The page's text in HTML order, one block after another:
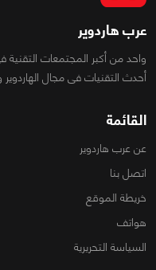
عرب هاردوير
واحد من أكبر المجتمعات
أحدث التقنيات فى مجال الهاردوير
القائمة
عن عرب هاردوير
اتصل بنا
خريطة الموقع
هواتف
السياسة التحريرية